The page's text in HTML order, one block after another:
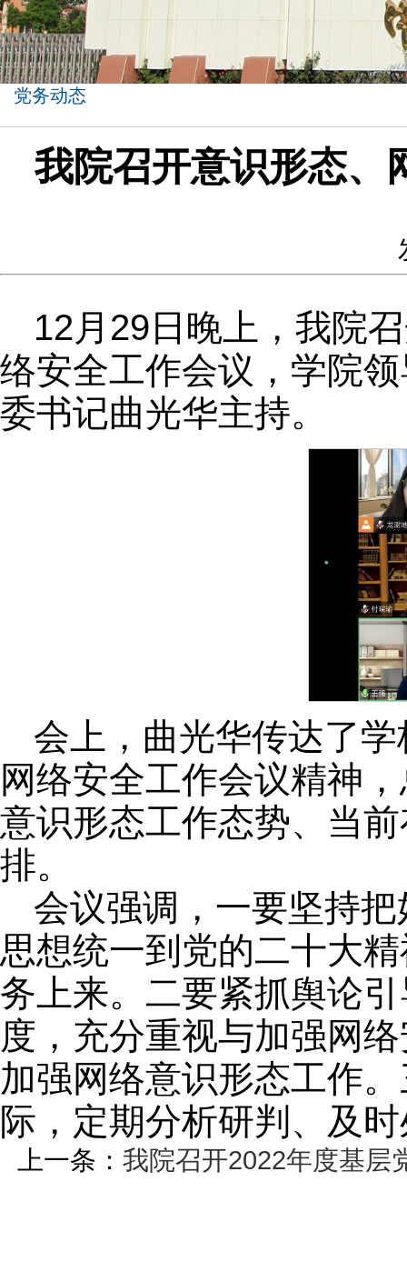
党务动态
我院召开意识形态、
12月29日晚上，我院
络安全工作会议，学院
委书记曲光华主持。
会上，曲光华传达了
网络安全工作会议精神
意识形态工作态势、当
排。
会议强调，一要坚持
思想统一到党的二十大
务上来。二要紧抓舆论
度，充分重视与加强网
加强网络意识形态工作
际，定期分析研判、及
上一条： 我院召开2022年度基层